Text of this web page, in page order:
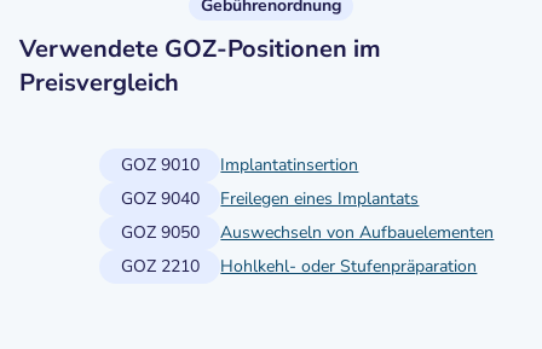
Gebührenordnung
Verwendete GOZ-Positionen im
Preisvergleich
GOZ 9010
Implantatinsertion
GOZ 9040
Freilegen eines Implantats
GOZ 9050
Auswechseln von Aufbauelementen
GOZ 2210
Hohlkehl- oder Stufenpräparation